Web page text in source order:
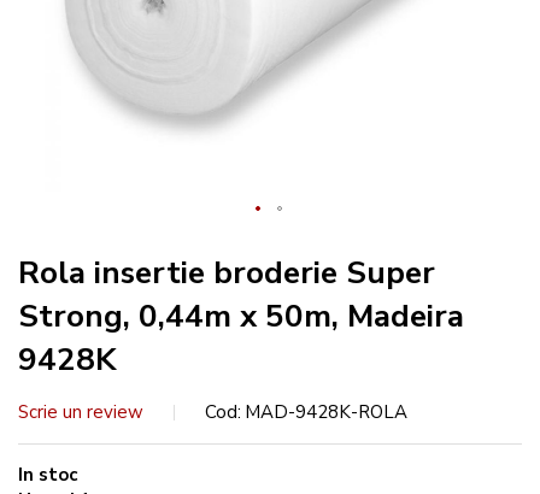
Rola insertie broderie Super
Strong, 0,44m x 50m, Madeira
9428K
Scrie un review Cod MAD-9428K-ROLA
In stoc